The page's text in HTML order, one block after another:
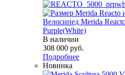
Велосипед Merida
Purple(White)
В наличии
308 000 руб.
Подробнее
Новинка